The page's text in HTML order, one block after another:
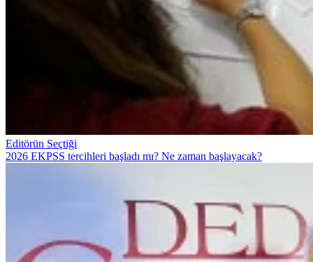
Editörün Seçtiği
2026 EKPSS tercihleri başladı mı? Ne zaman başlayacak?